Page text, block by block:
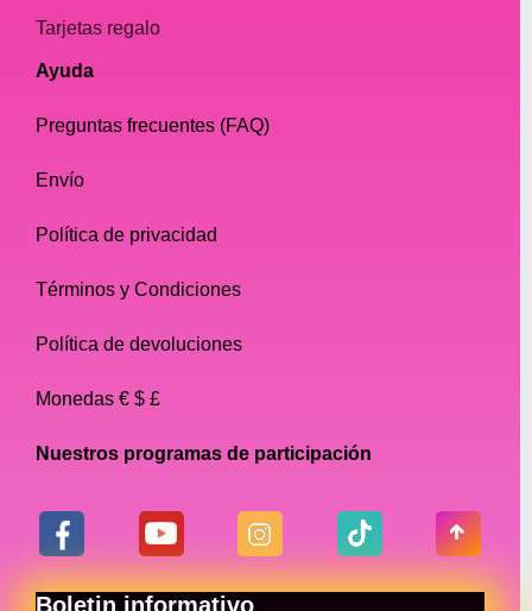
Tarjetas regalo
Ayuda
Preguntas frecuentes (FAQ)
Envío
Política de privacidad
Términos y Condiciones
Política de devoluciones
Monedas € $ £
Nuestros programas de participación
Boletin informativo